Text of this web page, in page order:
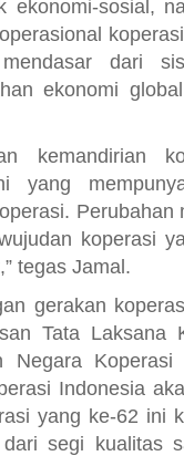
kemandirian
yangPerubahan
koperasi
tegas Jamal.
gerakan
Tata Laksana
NegaraIndonesia
yang ke-62 ini
segi kualitas
sudah banyak